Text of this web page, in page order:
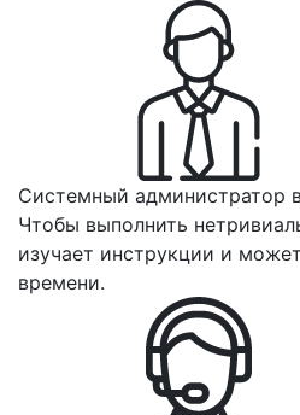
Системный администратор
Чтобы выполнить
изучает инструкции и
времени.